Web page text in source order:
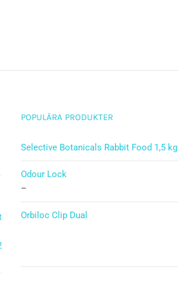
POPULÄRA PRODUKTER
Selective Botanicals Rabbit Food 1,5 kg
Odour Lock
–
Orbiloc Clip Dual